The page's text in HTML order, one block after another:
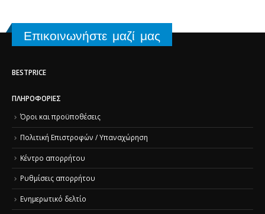
Επικοινωνήστε μαζί μας
BESTPRICE
ΠΛΗΡΟΦΟΡΊΕΣ
Όροι και προϋποθέσεις
Πολιτική Επιστροφών / Υπαναχώρηση
Κέντρο απορρήτου
Ρυθμίσεις απορρήτου
Ενημερωτικό δελτίο